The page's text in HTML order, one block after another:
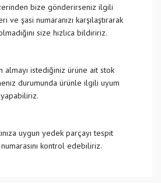
bize gönderirseniz ilgili
şasi numaranızı karşılaştırarak
size hızlıca bildiririz.
almayı istediğiniz ürüne ait stok
durumunda ürünle ilgili uyum
uygun yedek parçayı tespit
kontrol edebiliriz.